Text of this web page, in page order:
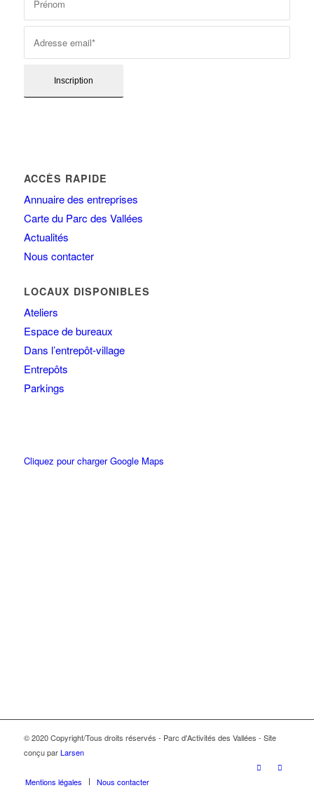
ACCÈS RAPIDE
Annuaire des entreprises
Carte du Parc des Vallées
Actualités
Nous contacter
LOCAUX DISPONIBLES
Ateliers
Espace de bureaux
Dans l’entrepôt-village
Entrepôts
Parkings
Cliquez pour charger Google Maps
© 2020 Copyright/Tous droits réservés - Parc d'Activités des Vallées - Site
conçu parLarsen
Mentions légales Nous contacter